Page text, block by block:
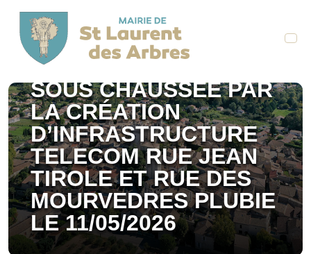
ARRÊTÉ N°078-2026
ENTREPRISE DA-MAZON
FRÈRES TRANCHÉE
SOUS CHAUSSÉE PAR
LA CRÉATION
D’INFRASTRUCTURE
TELECOM RUE JEAN
TIROLE ET RUE DES
MOURVEDRES PLUBIE
LE 11/05/2026